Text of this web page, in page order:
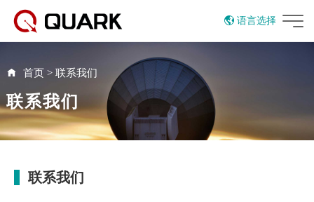
语言选择
首页> 联系我们
联系我们
联系我们